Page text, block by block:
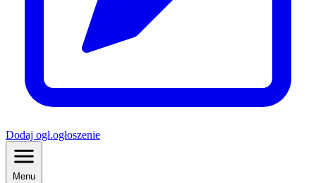
Dodaj ogł.ogłoszenie
Menu